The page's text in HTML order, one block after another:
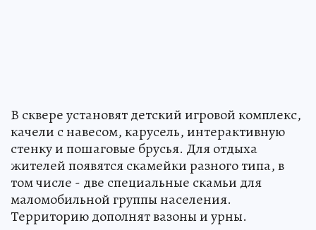
В сквере установят детский игровой комплекс,
качели с навесом, карусель, интерактивную
стенку и пошаговые брусья. Для отдыха
жителей появятся скамейки разного типа, в
том числе - две специальные скамьи для
маломобильной группы населения.
Территорию дополнят вазоны и урны.